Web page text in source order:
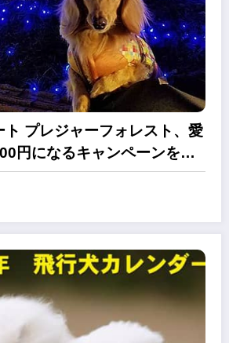
ト プレジャーフォレスト、愛
円になるキャンペーンをス